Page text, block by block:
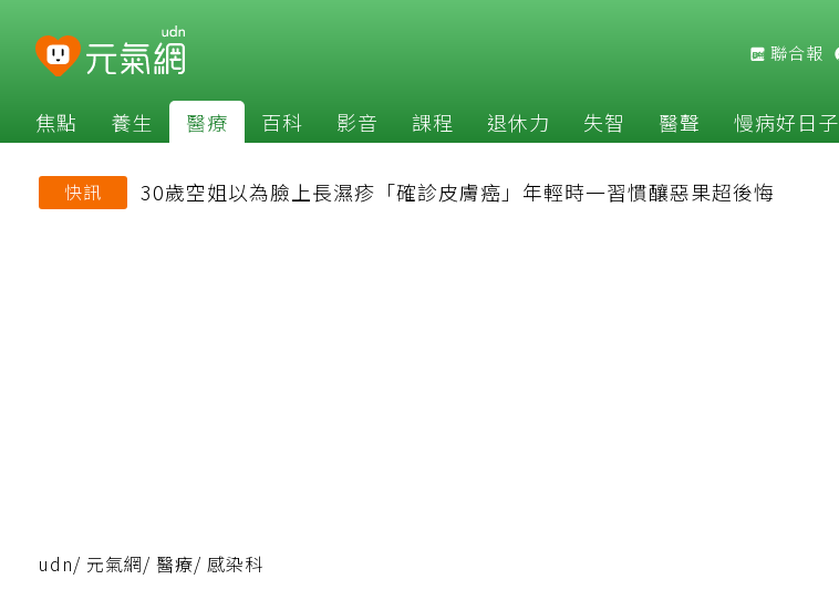
聯合報
焦點 養生 醫療 百科 影音 課程 退休力 失智 醫聲 慢病好日子
快訊 30歲空姐以為臉上長濕疹「確診皮膚癌」年輕時一習慣釀惡果超後悔
udn/ 元氣網/ 醫療/ 感染科